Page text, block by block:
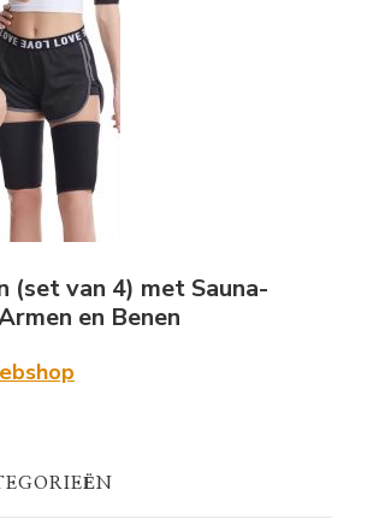
(set van 4) met Sauna-
en Benen